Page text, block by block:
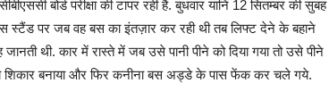
बोर्ड परीक्षा की टापर रही है. बुधवार यानि 12 सितम्बर की सुबह
स्टैंड पर जब वह बस का इंतज़ार कर रही थी तब लिफ्ट देने के बहाने
थी. कार में रास्ते में जब उसे पानी पीने को दिया गया तो उसे पीने
शिकार बनाया और फिर कनीना बस अड्डे के पास फेंक कर चले गये.